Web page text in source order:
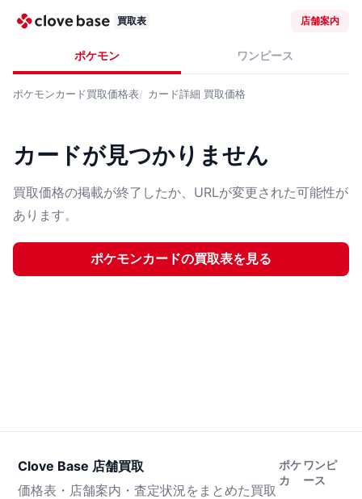
買取表 店舗案内
ポケモン ワンピース
ポケモンカード買取価格表 カード詳細 買取価格
カードが見つかりません
買取価格の掲載が終了したか、URLが変更された可能性が
あります。
ポケモンカードの買取表を見る
Clove Base 店舗買取
価格表・店舗案内・査定状況をまとめた買取
ポケ
カ
ワンピ
ース